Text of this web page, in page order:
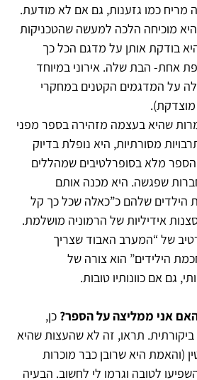
מריח כמו גזענות, גם אם לא מודעת.
מוכיחה הלכה למעשה שהטכניקות
בודקת אותן על מדגם הכל כך
אחת- הבת שלה. אירוני במיוחד
על המדגמים הקטנים במחקרי
מוצדקת).
שהיא בעצמה מזהירה בספר מפני
מסורתיות, היא נופלת בדיוק
מלא בסופרלטיבים שמהללים
שפגשה. היא מכנה אותם
הילדים שלהם כ”כאלה שכל כך קל
אידיליות של הרמוניה מושלמת.
של “המערב האבוד שצריך
הילידים” הוא צורה של
גם אם כוונותיו טובות.
אני ממליצה על הספר?כן,
תראו, זה לא שהעצות שהיא
(והאמת היא שרובן כבר מוכרות
לטובה וגרמו לי לחשוב. הבעיה